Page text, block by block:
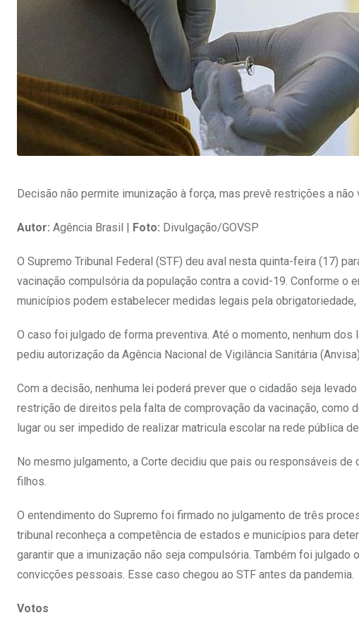
Decisão não permite imunização à força, mas prevê restrições a não
Autor: Agência Brasil | Foto: Divulgação/GOVSP
O Supremo Tribunal Federal (STF) deu aval nesta quinta-feira (17)
vacinação compulsória da população contra a covid-19. Conforme o
municípios podem estabelecer medidas legais pela
O caso foi julgado de forma preventiva. Até o momento, nenhum
pediu autorização da Agência Nacional de Vigilância Sanitária
Com a decisão, nenhuma lei poderá prever que o cidadão seja
restrição de direitos pela falta de comprovação da vacinação, como
lugar ou ser impedido de realizar matricula escolar na rede pública
No mesmo julgamento, a Corte decidiu que pais ou responsáveis
filhos.
O entendimento do Supremo foi firmado no julgamento de três
tribunal reconheça a competência de estados e municípios para
garantir que a imunização não seja compulsória. Também foi
convicções pessoais. Esse caso chegou ao STF antes da pandemia.
Votos